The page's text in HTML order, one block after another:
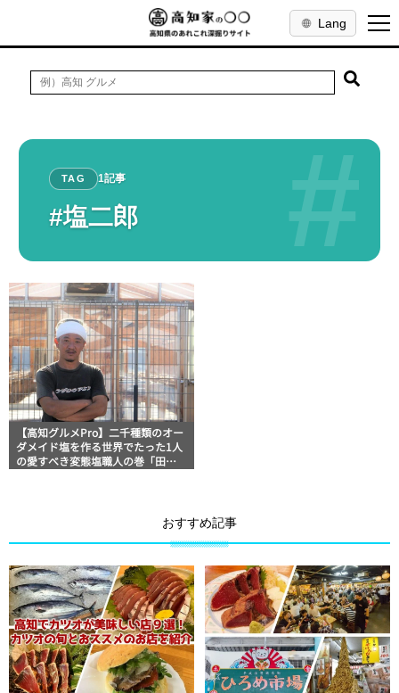
Lang
#
TAG 1記事
#塩二郎
【高知グルメPro】二千種類のオー
ダメイド塩を作る世界でたった1人
の愛すべき変態塩職人の巻「田野
おすすめ記事